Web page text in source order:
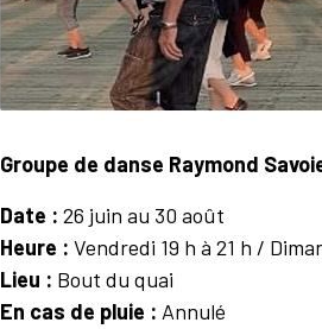
Groupe de danse Raymond
Date : 26 juin au 30 août
Heure : Vendredi 19 h à 21 h /
Lieu : Bout du quai
En cas de pluie : Annulé